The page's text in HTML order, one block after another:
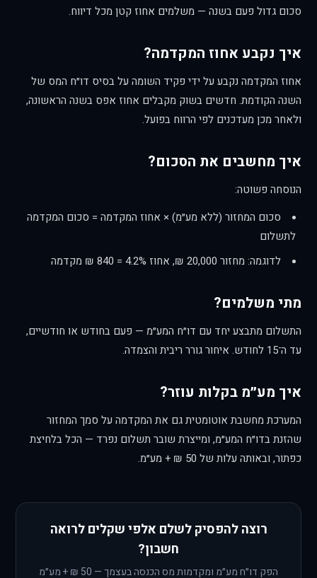
סכום גדול פעם בשנה — משלמים אחוז קטן מכל דיווח.
איך נקבע אחוז המקדמה?
אחוז המקדמה נקבע על ידי פקיד השומה על בסיס דו״ח המס של
השנה הקודמת. חדשים בשוק מקבלים אחוז אפס בשנה הראשונה,
ולאחר מכן מעדכנים לפי הרווח בפועל.
איך מחשבים את הסכום?
הנוסחה פשוטה:
סכום המחזור (ללא מע״מ) × אחוז המקדמה = סכום המקדמה
לתשלום
לדוגמה: מחזור 20,000 ₪, אחוז 4.2% = 840 ₪ מקדמה
מתי משלמים?
התשלום מתבצע יחד עם דו״ח המע״מ — פעם בחודש או חודשיים,
עד ה־15 לחודש. איחור גורר ריבית והצמדה.
איך מע״מ בקלות עוזר?
המערכת מחשבת אוטומטית גם את המקדמה על סמך המחזור
שהזנת בדו״ח המע״מ, ומייצרת שובר תשלום נפרד — הכל בלחיצת
כפתור, ובאותה עלות של 50 ₪ + מע״מ.
רוצה להפסיק לשלם אלפי שקלים לרואה
חשבון?
הפק דו״ח מע״מ ומקדמות מס הכנסה בעצמך — 50 ₪ + מע״מ